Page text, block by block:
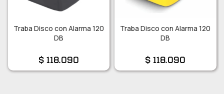
Traba Disco con Alarma 120
DB
$118.090
Traba Disco con Alarma 120
DB
$118.090